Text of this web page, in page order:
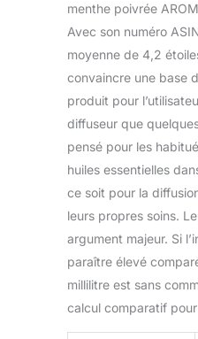
menthe poivrée
Avec son numéro
moyenne de 4,2
convaincre une base
produit pour
diffuseur que
pensé pour les
huiles essentielles
ce soit pour la
leurs propres soins.
argument majeur. Si
paraître élevé
millilitre est sans
calcul comparatif